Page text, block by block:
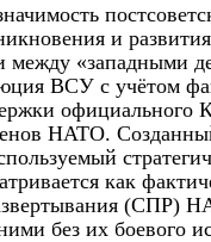
и
между «западными
ВСУ с учётом
официального
НАТО.
как
(СПР)
без их боевого